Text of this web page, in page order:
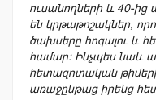
ուսանողների և 40-ից
են կրթաթոշակներ,
ծախսերը հոգալու և
համար։ Ինչպես նաև
հետազոտական
առաջընթաց իրենց